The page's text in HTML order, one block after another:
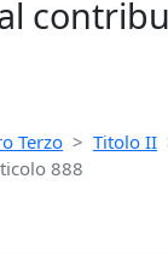
Terzo Titolo II
888